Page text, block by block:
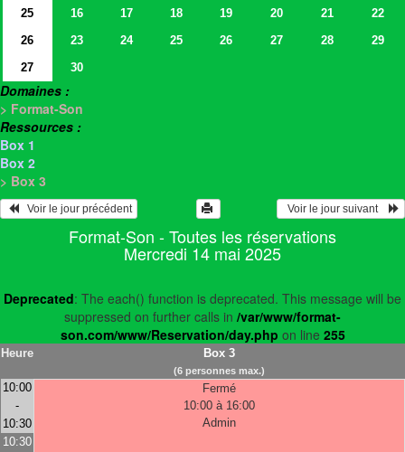
25
16 17 18 19 20 21
22
26
23 24 25 26 27 28
29
27
30
Domaines :
> Format-Son
Ressources :
Box 1
Box 2
> Box 3
   Voir le jour précédent
  Voir le jour suivant
Format-Son - Toutes les réservations
Mercredi 14 mai 2025
Deprecated: The each() function is deprecated. This message will be
suppressed on further calls in /var/www/format-
son.com/www/Reservation/day.php on line 255
Heure Box 3
(6 personnes max.)
10:00
-
10:30
Fermé
10:00 à 16:00
Admin
10:30